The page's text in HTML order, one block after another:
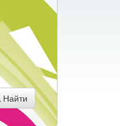
Найти